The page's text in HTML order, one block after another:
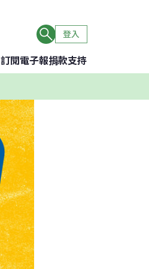
登入
訂閱電子報捐款支持